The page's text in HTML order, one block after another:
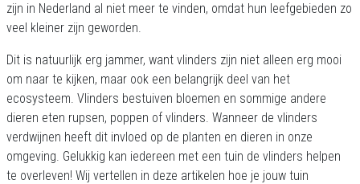
zijn in Nederland al niet meer te vinden, omdat hun leefgebieden zo
veel kleiner zijn geworden.
Dit is natuurlijk erg jammer, want vlinders zijn niet alleen erg mooi
om naar te kijken, maar ook een belangrijk deel van het
ecosysteem. Vlinders bestuiven bloemen en sommige andere
dieren eten rupsen, poppen of vlinders. Wanneer de vlinders
verdwijnen heeft dit invloed op de planten en dieren in onze
omgeving. Gelukkig kan iedereen met een tuin de vlinders helpen
te overleven! Wij vertellen in deze artikelen hoe je jouw tuin